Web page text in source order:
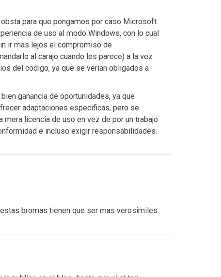
para que pongamos por caso Microsoft
de uso al modo Windows, con lo cual
ir mas lejos el compromiso de
al carajo cuando les parece) a la vez
del codigo, ya que se verian obligados a
ganancia de oportunidades, ya que
adaptaciones especificas, pero se
mera licencia de uso en vez de por un trabajo
e incluso exigir responsabilidades.
bromas tienen que ser mas verosimiles.